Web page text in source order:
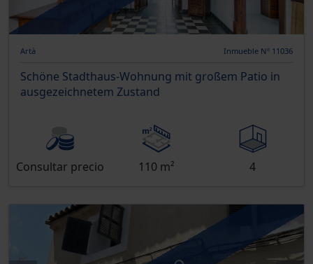
Artà Inmueble Nº 11036
Schöne Stadthaus-Wohnung mit großem Patio in
ausgezeichnetem Zustand
Consultar precio 110 m² 4